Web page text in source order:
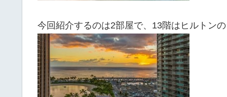
今回紹介するのは2部屋で、13階はヒルトンの